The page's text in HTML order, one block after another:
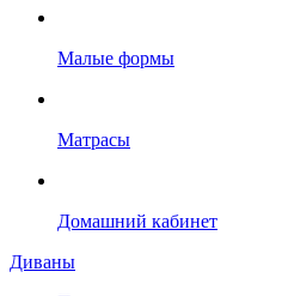
Малые формы
Матрасы
Домашний кабинет
Диваны